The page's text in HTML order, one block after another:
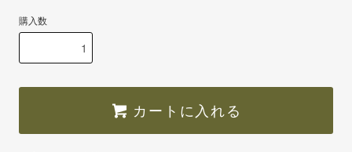
購入数
カートに入れる